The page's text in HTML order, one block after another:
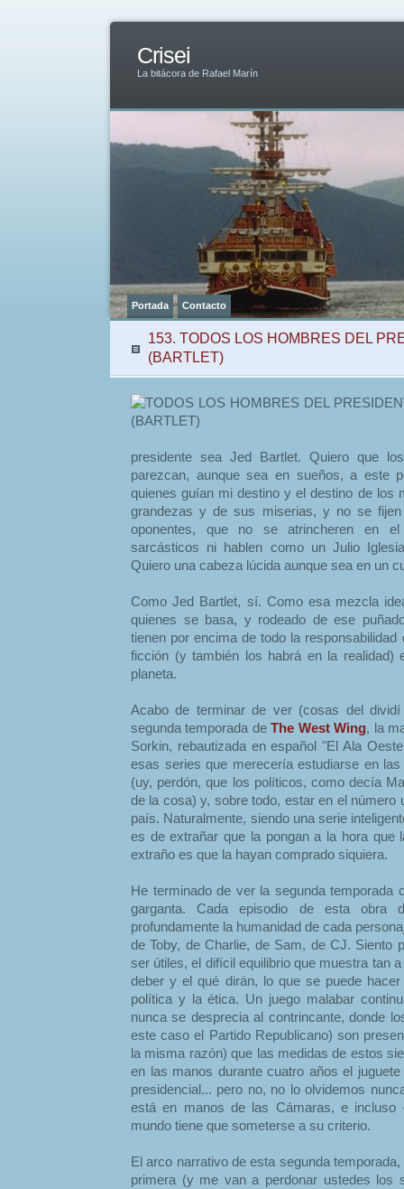
Crisei
La bitácora de Rafael Marín
Portada Contacto
153. TODOS LOS HOMBRES DEL
(BARTLET)
presidente sea Jed Bartlet. Quiero que
parezcan, aunque sea en sueños, a este
quienes guían mi destino y el destino de los
grandezas y de sus miserias, y no se
oponentes, que no se atrincheren en
sarcásticos ni hablen como un Julio
Quiero una cabeza lúcida aunque sea en un
Como Jed Bartlet, sí. Como esa mezcla
quienes se basa, y rodeado de ese
tienen por encima de todo la
ficción (y también los habrá en la realidad)
planeta.
Acabo de terminar de ver (cosas del
segunda temporada deThe West Wing, la
Sorkin, rebautizada en español "El Ala
esas series que merecería estudiarse en
(uy, perdón, que los políticos, como decía
de la cosa) y, sobre todo, estar en el número
país. Naturalmente, siendo una serie
es de extrañar que la pongan a la hora que
extraño es que la hayan comprado siquiera.
He terminado de ver la segunda temporada
garganta. Cada episodio de esta obra
profundamente la humanidad de cada
de Toby, de Charlie, de Sam, de CJ. Siento
ser útiles, el difícil equilibrio que muestra tan
deber y el qué dirán, lo que se puede
política y la ética. Un juego malabar
nunca se desprecia al contrincante, donde
este caso el Partido Republicano) son
la misma razón) que las medidas de estos
en las manos durante cuatro años el
presidencial... pero no, no lo olvidemos
está en manos de las Cámaras, e incluso
mundo tiene que someterse a su criterio.
El arco narrativo de esta segunda
primera (y me van a perdonar ustedes los